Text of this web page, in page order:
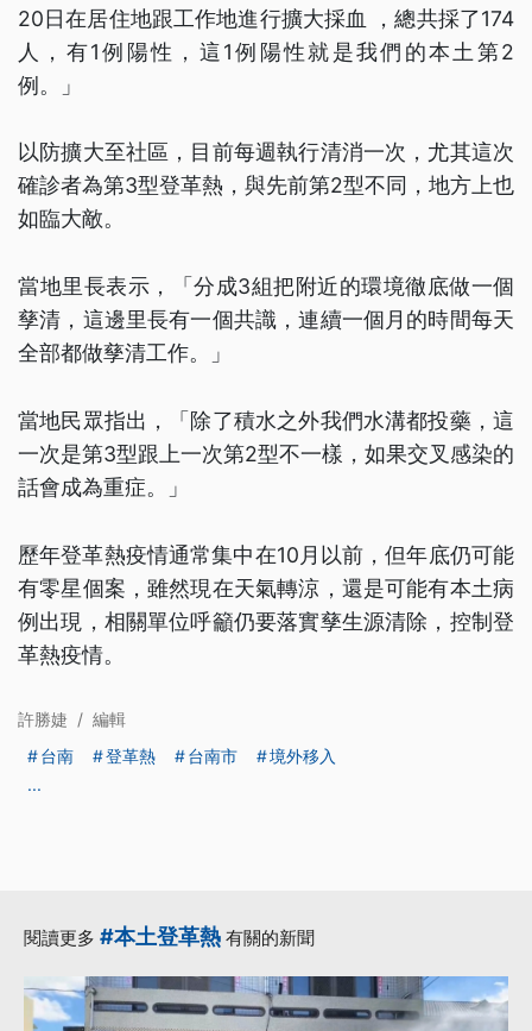
20日在居住地跟工作地進行擴大採血 ，總共採了174
人，有1例陽性，這1例陽性就是我們的本土第2
例。」
以防擴大至社區，目前每週執行清消一次，尤其這次
確診者為第3型登革熱，與先前第2型不同，地方上也
如臨大敵。
當地里長表示，「分成3組把附近的環境徹底做一個
孳清，這邊里長有一個共識，連續一個月的時間每天
全部都做孳清工作。」
當地民眾指出，「除了積水之外我們水溝都投藥，這
一次是第3型跟上一次第2型不一樣，如果交叉感染的
話會成為重症。」
歷年登革熱疫情通常集中在10月以前，但年底仍可能
有零星個案，雖然現在天氣轉涼，還是可能有本土病
例出現，相關單位呼籲仍要落實孳生源清除，控制登
革熱疫情。
許勝婕 / 編輯
台南
登革熱 台南市
境外移入
...
閱讀更多 #本土登革熱 有關的新聞